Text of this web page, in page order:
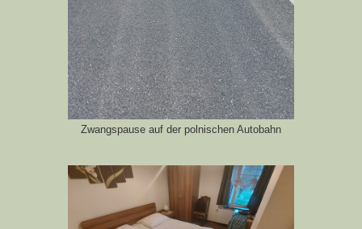
Zwangspause auf der polnischen Autobahn